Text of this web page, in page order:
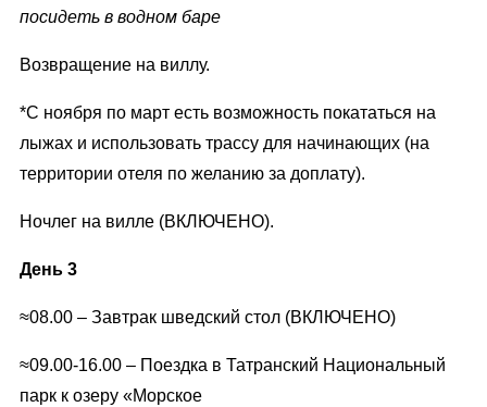
посидеть в водном баре
Возвращение на виллу.
*С ноября по март есть возможность покататься на
лыжах и использовать трассу для начинающих (на
территории отеля по желанию за доплату).
Ночлег на вилле (ВКЛЮЧЕНО).
День 3
≈08.00 – Завтрак шведский стол (ВКЛЮЧЕНО)
≈09.00-16.00 – Поездка в Татранский Национальный
парк к озеру «Морское